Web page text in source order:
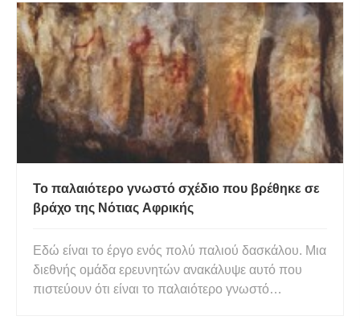
διάτρηση στον κρατήρα που σχηματίστηκε από τον
αστεροειδή που προκάλεσε την πτώση τους. Ο
αστεροειδής, που οδήγησε στη
Το παλαιότερο γνωστό σχέδιο που βρέθηκε σε
βράχο της Νότιας Αφρικής
Εδώ είναι το έργο ενός πολύ παλιού δασκάλου. Μια
διεθνής ομάδα ερευνητών ανακάλυψε αυτό που
πιστεύουν ότι είναι το παλαιότερο γνωστό